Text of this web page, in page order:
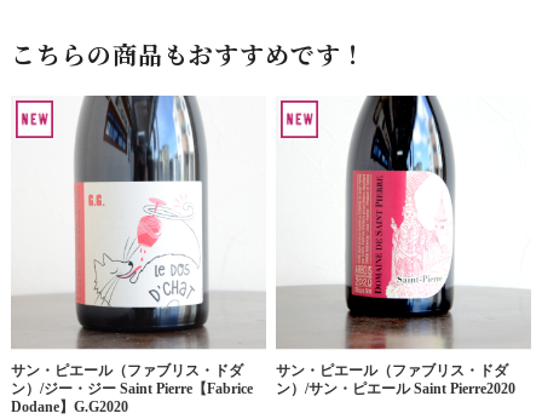
こちらの商品もおすすめです！
サン・ピエール（ファブリス・ドダ
ン）/ジー・ジー Saint Pierre【Fabrice
Dodane】G.G2020
サン・ピエール（ファブリス・ドダ
ン）/サン・ピエール Saint Pierre2020